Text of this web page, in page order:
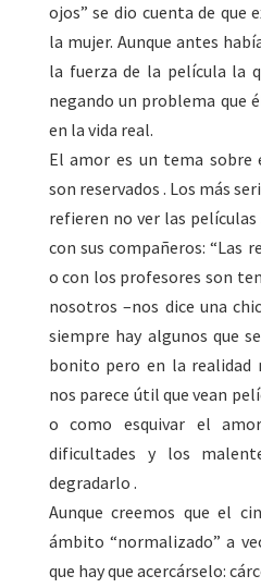
ojos” se dio cuenta de
la mujer. Aunque antes
la fuerza de la película la
negando un problema que
en la vida real.
El amor es un tema sobre
son reservados . Los más
refieren no ver las
con sus compañeros: “Las
o con los profesores son
nosotros –nos dice una
siempre hay algunos que
bonito pero en la realidad
nos parece útil que vean
o como esquivar el
dificultades y los
degradarlo .
Aunque creemos que el
ámbito “normalizado” a
que hay que acercárselo: